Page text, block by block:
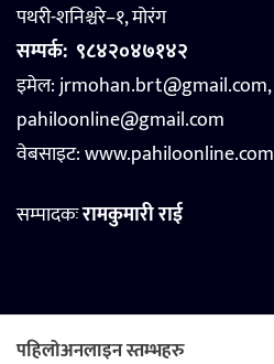
पथरी-शनिश्चरे–१, मोरंग
सम्पर्क: ९८४२०४७१४२
इमेल: jrmohan.brt@gmail.com,
pahiloonline@gmail.com
वेबसाइट:www.pahiloonline.com
सम्पादकःरामकुमारी राई
पहिलोअनलाइन स्तम्भहरु